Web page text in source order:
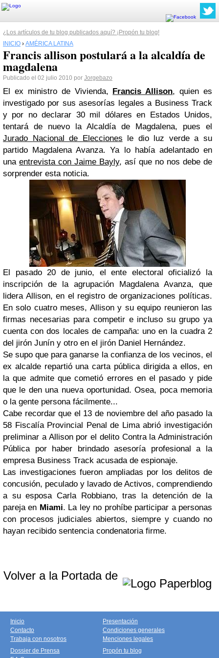
¿Los artículos de tu blog publicados aquí? ¡Propón tu blog!
INICIO › AMÉRICA LATINA
Francis allison postulará a la alcaldía de
magdalena
Publicado el 02 julio 2010 por Jorgebazo
El ex ministro de Vivienda, Francis Allison, quien es
investigado por sus asesorías legales a Business Track
y por no declarar 30 mil dólares en Estados Unidos,
tentará de nuevo la Alcaldía de Magdalena, pues el
Jurado Nacional de Elecciones le dio luz verde a su
partido Magdalena Avanza. Ya lo había adelantado en
una entrevista con Jaime Bayly, así que no nos debe de
sorprender esta noticia.
El pasado 20 de junio, el ente electoral oficializó la
inscripción de la agrupación Magdalena Avanza, que
lidera Allison, en el registro de organizaciones políticas.
En solo cuatro meses, Allison y su equipo reunieron las
firmas necesarias para competir e incluso su grupo ya
cuenta con dos locales de campaña: uno en la cuadra 2
del jirón Junín y otro en el jirón Daniel Hernández.
Se supo que para ganarse la confianza de los vecinos, el
ex alcalde repartió una carta pública dirigida a ellos, en
la que admite que cometió errores en el pasado y pide
que le den una nueva oportunidad. Osea, poca memoria
o la gente persona fácilmente...
Cabe recordar que el 13 de noviembre del año pasado la
58 Fiscalía Provincial Penal de Lima abrió investigación
preliminar a Allison por el delito Contra la Administración
Pública por haber brindado asesoría profesional a la
empresa Business Track acusada de espionaje.
Las investigaciones fueron ampliadas por los delitos de
concusión, peculado y lavado de Activos, comprendiendo
a su esposa Carla Robbiano, tras la detención de la
pareja en Miami. La ley no prohíbe participar a personas
con procesos judiciales abiertos, siempre y cuando no
hayan recibido sentencia condenatoria firme.
Volver a la Portada de
Inicio
Contacto
Trabaja con nosotros
Presentación
Condiciones generales
Menciones legales
Dossier de Prensa
Propón tu blog